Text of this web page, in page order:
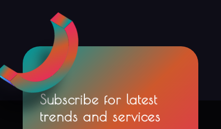
Subscribe for latest
trends and services